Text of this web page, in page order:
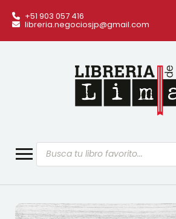
+51 903 057 416
libreria.negociosjp@gmail.com
Búsqueda
de
productos